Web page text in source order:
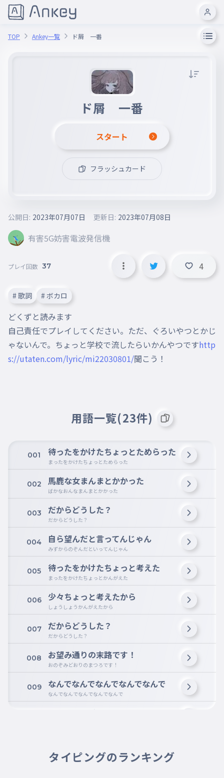
TOP Ankey一覧 ド屑 一番
ド屑 一番
スタート
フラッシュカード
有害5G妨害電波発信機
公開日: 2023年07月07日 更新日: 2023年07月08日
プレイ回数 37 4
# 歌詞 # ボカロ
どくずと読みます
自己責任でプレイしてください。ただ、ぐろいやつとかじ
ゃないんで。ちょっと学校で流したらいかんやつですhttp
s://utaten.com/lyric/mi22030801/聞こう！
用語一覧(23件)
001 待ったをかけたちょっとためらった
まったをかけたちょっとためらった
002 馬鹿な女まんまとかかった
ばかなおんなまんまとかかった
003 だからどうした？
だからどうした？
004 自ら望んだと言ってんじゃん
みずからのぞんだといってんじゃん
005 待ったをかけたちょっと考えた
まったをかけたちょっとかんがえた
006 少々ちょっと考えたから
しょうしょうかんがえたから
007 だからどうした？
だからどうした？
008 お望み通りの末路です！
おのぞみどおりのまつろです！
009 なんでなんでなんでなんでなんで
なんでなんでなんでなんでなんで
なんでなのどういうつもり
なんでなんでなんでなんでなんで
タイピングのランキング